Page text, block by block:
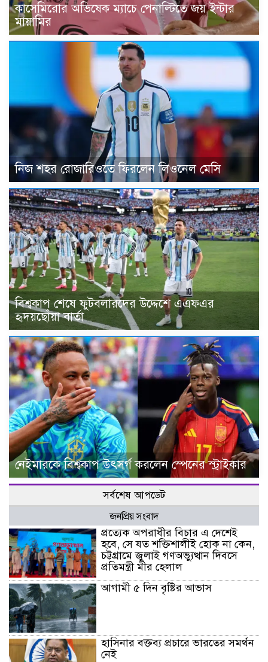
কাসেমিরোর অভিষেক ম্যাচে পেনাল্টিতে জয় ইন্টার
মায়ামির
নিজ শহর রোজারিওতে ফিরলেন লিওনেল মেসি
বিশ্বকাপ শেষে ফুটবলারদের উদ্দেশে এএফএর
হৃদয়ছোঁয়া বার্তা
নেইমারকে বিশ্বকাপ উৎসর্গ করলেন স্পেনের স্ট্রাইকার
সর্বশেষ আপডেট
জনপ্রিয় সংবাদ
প্রত্যেক অপরাধীর বিচার এ দেশেই
হবে, সে যত শক্তিশালীই হোক না কেন,
চট্টগ্রামে জুলাই গণঅভ্যুত্থান দিবসে
প্রতিমন্ত্রী মীর হেলাল
আগামী ৫ দিন বৃষ্টির আভাস
হাসিনার বক্তব্য প্রচারে ভারতের সমর্থন
নেই